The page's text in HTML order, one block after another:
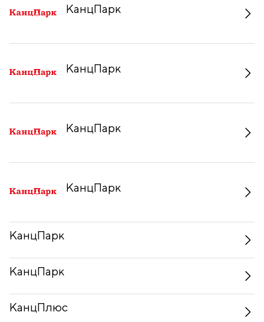
КанцПарк
КанцПарк
КанцПарк
КанцПарк
КанцПарк
КанцПарк
КанцПлюс